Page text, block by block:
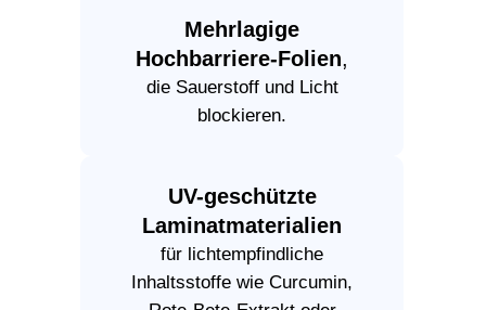
Mehrlagige
Hochbarriere-Folien,
die Sauerstoff und Licht
blockieren.
UV-geschützte
Laminatmaterialien
für lichtempfindliche
Inhaltsstoffe wie Curcumin,